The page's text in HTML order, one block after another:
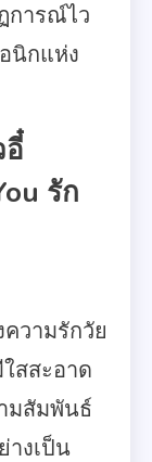
การณ์ไว
นิกแห่ง
รัก
วามรักวัย
สสะอาด
มสัมพันธ์
างเป็น